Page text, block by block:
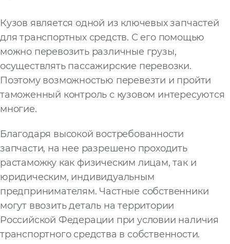
Кузов является одной из ключевых запчастей
для транспортных средств. С его помощью
можно перевозить различные грузы,
осуществлять пассажирские перевозки.
Поэтому возможностью перевезти и пройти
таможенный контроль с кузовом интересуются
многие.
Благодаря высокой востребованности
запчасти, на нее разрешено проходить
растаможку как физическим лицам, так и
юридическим, индивидуальным
предпринимателям. Частные собственники
могут ввозить деталь на территории
Российской Федерации при условии наличия
транспортного средства в собственности.